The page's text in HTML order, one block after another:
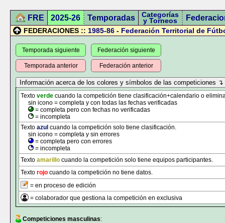
FRE 2025-26 Temporadas Categorías
y Torneos
FEDERACIONES :: 1985-86 - Federación Territorial de
Temporada siguiente
Temporada anterior
Federación siguiente
Federación anterior
Texto verde cuando la competición tiene clasificación+calendario o
sin icono = completa y con todas las fechas verificadas
= completa pero con fechas no verificadas
= incompleta
Texto azul cuando la competición solo tiene clasificación.
sin icono = completa y sin errores
= completa pero con errores
= incompleta
Texto amarillo cuando la competición solo tiene equipos participantes.
Texto rojo cuando la competición no tiene datos.
= en proceso de edición
= colaborador que gestiona la competición en exclusiva
Competiciones masculinas: